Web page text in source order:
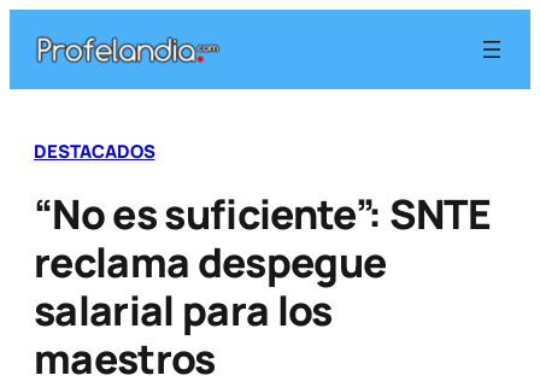
contenido
DESTACADOS
“No es suficiente”: SNTE
reclama despegue
salarial para los
maestros